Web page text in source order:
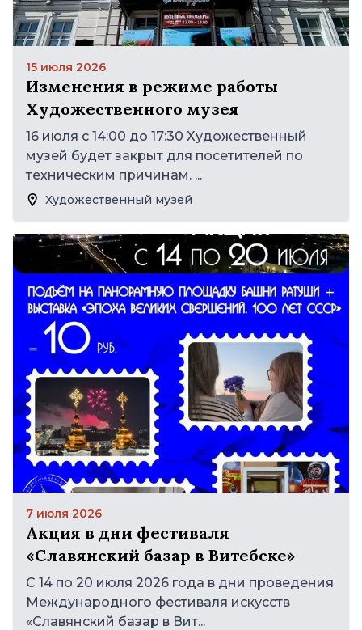
15 июля 2026
Изменения в режиме работы
Художественного музея
16 июля с 14:00 до 17:30 Художественный
музей будет закрыт для посетителей по
техническим причинам. ...
Художественный музей
7 июля 2026
Акция в дни фестиваля
«Славянский базар в Витебске»
С 14 по 20 июля 2026 года в дни проведения
Международного фестиваля искусств
«Славянский базар в Вит...